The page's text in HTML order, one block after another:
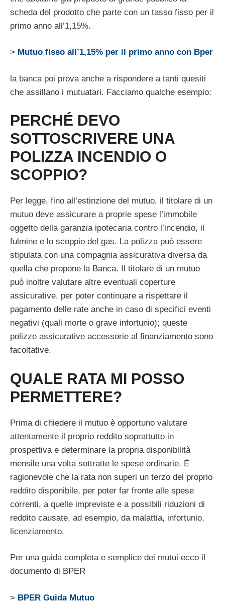
scheda del prodotto che parte con un tasso fisso per il
primo anno all’1,15%.
> Mutuo fisso all’1,15% per il primo anno con Bper
la banca poi prova anche a rispondere a tanti quesiti
che assillano i mutuatari. Facciamo qualche esempio:
PERCHÉ DEVO
SOTTOSCRIVERE UNA
POLIZZA INCENDIO O
SCOPPIO?
Per legge, fino all’estinzione del mutuo, il titolare di un
mutuo deve assicurare a proprie spese l’immobile
oggetto della garanzia ipotecaria contro l’incendio, il
fulmine e lo scoppio del gas. La polizza può essere
stipulata con una compagnia assicurativa diversa da
quella che propone la Banca. Il titolare di un mutuo
può inoltre valutare altre eventuali coperture
assicurative, per poter continuare a rispettare il
pagamento delle rate anche in caso di specifici eventi
negativi (quali morte o grave infortunio); queste
polizze assicurative accessorie al finanziamento sono
facoltative.
QUALE RATA MI POSSO
PERMETTERE?
Prima di chiedere il mutuo è opportuno valutare
attentamente il proprio reddito soprattutto in
prospettiva e determinare la propria disponibilità
mensile una volta sottratte le spese ordinarie. È
ragionevole che la rata non superi un terzo del proprio
reddito disponibile, per poter far fronte alle spese
correnti, a quelle impreviste e a possibili riduzioni di
reddito causate, ad esempio, da malattia, infortunio,
licenziamento.
Per una guida completa e semplice dei mutui ecco il
documento di BPER
> BPER Guida Mutuo